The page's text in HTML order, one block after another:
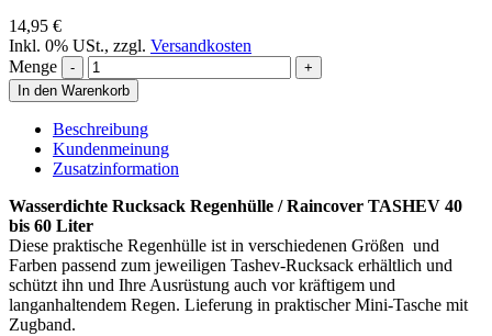
14,95 €
Inkl. 0% USt., zzgl. Versandkosten
Menge
In den Warenkorb
Beschreibung
Kundenmeinung
Zusatzinformation
Wasserdichte Rucksack Regenhülle / Raincover TASHEV 40
bis 60 Liter
Diese praktische Regenhülle ist in verschiedenen Größen und
Farben passend zum jeweiligen Tashev-Rucksack erhältlich und
schützt ihn und Ihre Ausrüstung auch vor kräftigem und
langanhaltendem Regen. Lieferung in praktischer Mini-Tasche mit
Zugband.